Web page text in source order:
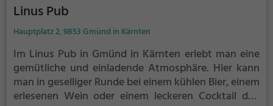
Linus Pub
Hauptplatz 2, 9853 Gmünd in Kärnten
Im Linus Pub in Gmünd in Kärnten erlebt man eine
gemütliche und einladende Atmosphäre. Hier kann
man in geselliger Runde bei einem kühlen Bier, einem
erlesenen Wein oder einem leckeren Cocktail den